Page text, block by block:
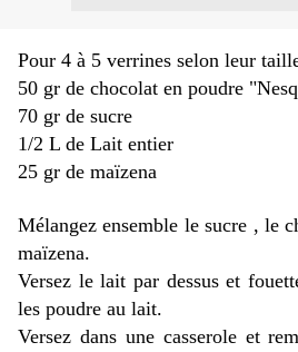
Pour 4 à 5 verrines selon leur
50 gr de chocolat en poudre
70 gr de sucre
1/2 L de Lait entier
25 gr de maïzena
Mélangez ensemble le sucre , le
maïzena.
Versez le lait par dessus et
les poudre au lait.
Versez dans une casserole et